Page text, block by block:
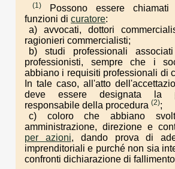
(1)
Possono essere
funzioni di curatore:
a) avvocati, dottori
ragionieri commercialisti;
b) studi professionali
professionisti, sempre che i
abbiano i requisiti professionali di
In tale caso, all'atto
deve essere designata la
responsabile della procedura (2);
c) coloro che abbiano
amministrazione, direzione e
per azioni, dando prova di
imprenditoriali e purché non sia
confronti dichiarazione di fallimento